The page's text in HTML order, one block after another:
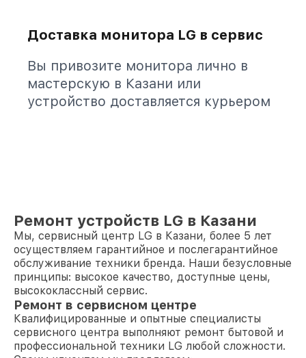
Доставка монитора LG в сервис
Вы привозите монитора лично в
мастерскую в Казани или
устройство доставляется курьером
Ремонт устройств LG в Казани
Мы, сервисный центр LG в Казани, более 5 лет
осуществляем гарантийное и послегарантийное
обслуживание техники бренда. Наши безусловные
принципы: высокое качество, доступные цены,
высококлассный сервис.
Ремонт в сервисном центре
Квалифицированные и опытные специалисты
сервисного центра выполняют ремонт бытовой и
профессиональной техники LG любой сложности.